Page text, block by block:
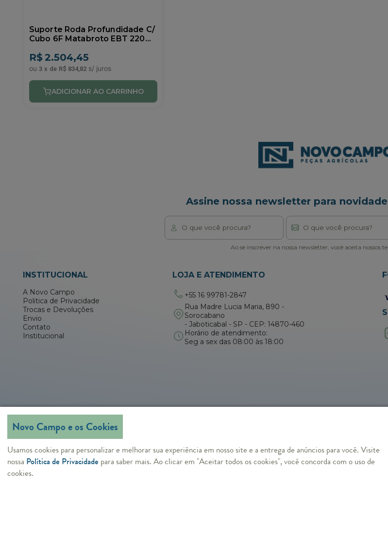
Suporte Roda Profundidade C/
Cubo 6F Matabroto EBT 220
R$ 2.504,45
3 x de R$ 834,82
Assine nossa newsletter para
Ao se inscrever na nossa newsletter, você aceita nossos
INSTITUCIONAL
A Novo Campo
Politica de Privacidade
Trocas e Devoluções
Envio
Contato
Institucional
LOJA E ATENDIMENTO
+55 16 99781-2847
Rua Madre Lucia Maria, 890 -
Sorocabano
- Jaboticabal - SP - CEP: 14870-460
Horário de atendimento:
Seg a sex das 08:00 às 18:00
Novo Campo e os Cookies
Usamos cookies para personalizar e melhorar sua experiência em nosso site e a entrega de anúncios para você. Visite
nossa Política de Privacidade para saber mais. Ao clicar em "Aceitar todos os cookies", você concorda com o uso de
cookies.